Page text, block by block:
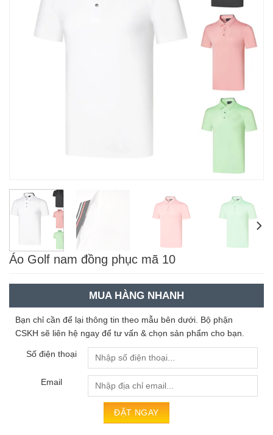
Áo Golf nam đồng phục mã 10
MUA HÀNG NHANH
Bạn chỉ cần để lại thông tin theo mẫu bên dưới. Bộ phận
CSKH sẽ liên hệ ngay để tư vấn & chọn sản phẩm cho bạn.
Số điện thoại
Email